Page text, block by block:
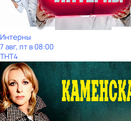
Интерны
7 авг, пт в 08:00
ТНТ4